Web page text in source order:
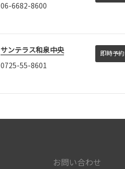
06-6682-8600
サンテラス和泉中央
0725-55-8601
即時予約
お問い合わせ